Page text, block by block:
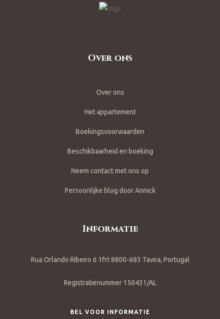
Over ons
Over ons
Het appartement
Boekingsvoorwaarden
Beschikbaarheid en boeking
Neem contact met ons op
Persoonlijke blog door Annick
Informatie
Rua Orlando Ribeiro 6 1frt 8800-683 Tavira, Portugal
Registratienummer 150431/AL
BEL VOOR INFORMATIE